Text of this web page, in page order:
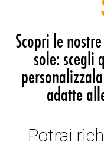
Scopri le
sole: scegli
adatte
Potrai